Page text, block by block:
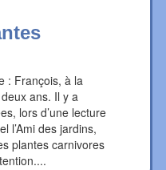
: François, à la
ans. Il y a
lors d’une lecture
l’Ami des jardins,
plantes carnivores